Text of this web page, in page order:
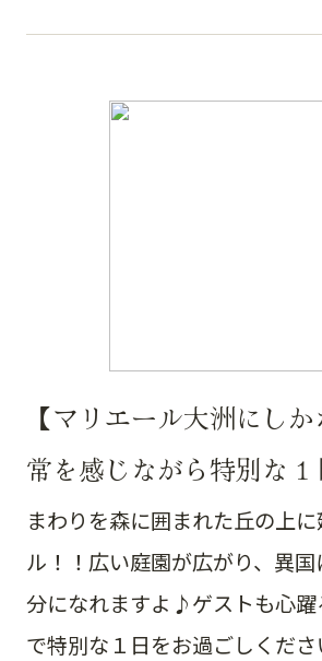
【マリエール大洲にし
常を感じながら特別な１
まわりを森に囲まれた丘の上
ル！！広い庭園が広がり、異
分になれますよ♪ゲストも心躍
で特別な１日をお過ごしくださ